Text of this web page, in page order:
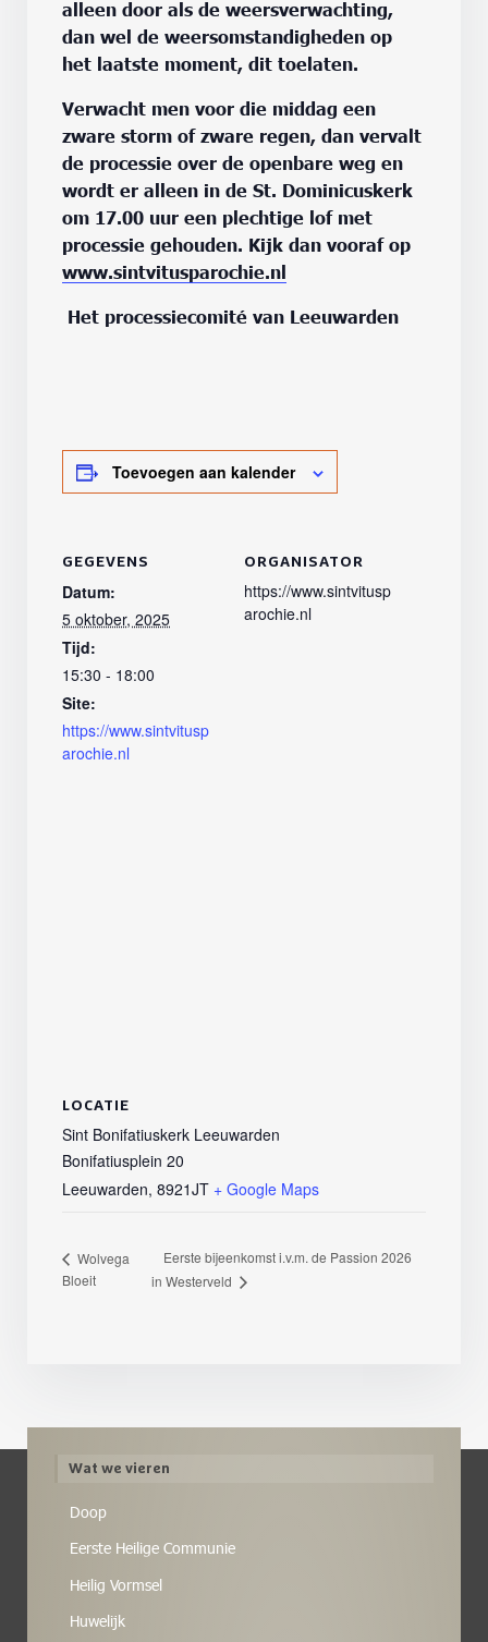
alleen door als de weersverwachting,
dan wel de weersomstandigheden op
het laatste moment, dit toelaten.
Verwacht men voor die middag een
zware storm of zware regen, dan vervalt
de processie over de openbare weg en
wordt er alleen in de St. Dominicuskerk
om 17.00 uur een plechtige lof met
processie gehouden. Kijk dan vooraf op
www.sintvitusparochie.nl
Het processiecomité van Leeuwarden
Toevoegen aan kalender
GEGEVENS
Datum:
5 oktober, 2025
Tijd:
15:30 - 18:00
Site:
https://www.sintvitusp
arochie.nl
ORGANISATOR
https://www.sintvitusp
arochie.nl
LOCATIE
Sint Bonifatiuskerk Leeuwarden
Bonifatiusplein 20
Leeuwarden, 8921JT + Google Maps
Wolvega
Bloeit
Eerste bijeenkomst i.v.m. de Passion 2026
in Westerveld
Wat we vieren
Doop
Eerste Heilige Communie
Heilig Vormsel
Huwelijk